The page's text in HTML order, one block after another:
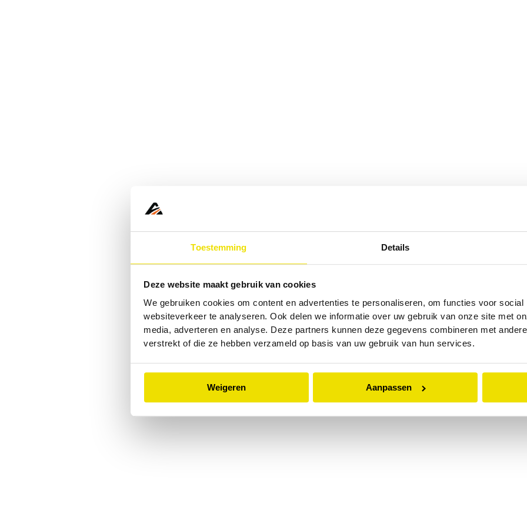
Toestemming Details
Deze website maakt gebruik van cookies
We gebruiken cookies om content en advertenties te personaliseren, om functies voor
websiteverkeer te analyseren. Ook delen we informatie over uw gebruik van onze site met
media, adverteren en analyse. Deze partners kunnen deze gegevens combineren met
verstrekt of die ze hebben verzameld op basis van uw gebruik van hun services.
Weigeren Aanpassen
Application error: aclient-side exception has occurred while loadingwww.abd.nl(see the